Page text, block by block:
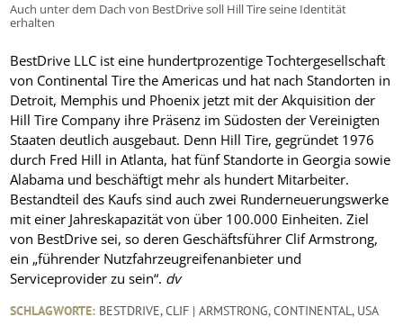
Auch unter dem Dach von BestDrive soll Hill Tire seine Identität
erhalten
BestDrive LLC ist eine hundertprozentige Tochtergesellschaft
von Continental Tire the Americas und hat nach Standorten in
Detroit, Memphis und Phoenix jetzt mit der Akquisition der
Hill Tire Company ihre Präsenz im Südosten der Vereinigten
Staaten deutlich ausgebaut. Denn Hill Tire, gegründet 1976
durch Fred Hill in Atlanta, hat fünf Standorte in Georgia sowie
Alabama und beschäftigt mehr als hundert Mitarbeiter.
Bestandteil des Kaufs sind auch zwei Runderneuerungswerke
mit einer Jahreskapazität von über 100.000 Einheiten. Ziel
von BestDrive sei, so deren Geschäftsführer Clif Armstrong,
ein „führender Nutzfahrzeugreifenanbieter und
Serviceprovider zu sein“. dv
SCHLAGWORTE: BESTDRIVE,CLIF | ARMSTRONG,CONTINENTAL, USA